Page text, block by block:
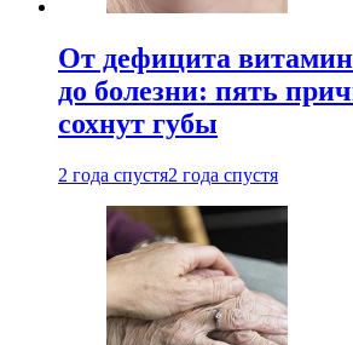
От дефицита
до болезни: пять
сохнут губы
2 года спустя2 года спустя